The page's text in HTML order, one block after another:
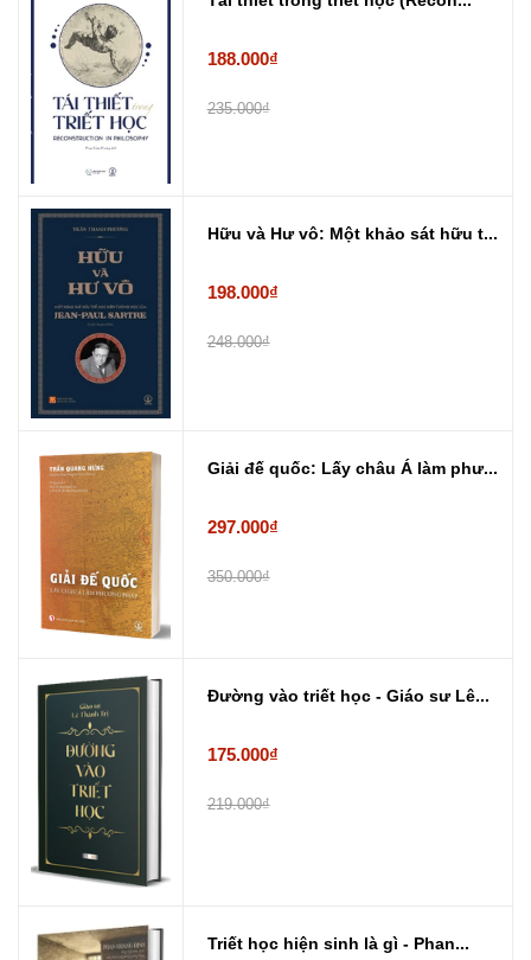
188.000₫
235.000₫
Hữu và Hư vô: Một khảo sát hữu t...
198.000₫
248.000₫
Giải đế quốc: Lấy châu Á làm phư...
297.000₫
350.000₫
Đường vào triết học - Giáo sư Lê...
175.000₫
219.000₫
Triết học hiện sinh là gì - Phan...